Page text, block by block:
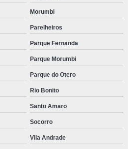
Morumbi
Parelheiros
Parque Fernanda
Parque Morumbi
Parque do Otero
Rio Bonito
Santo Amaro
Socorro
Vila Andrade